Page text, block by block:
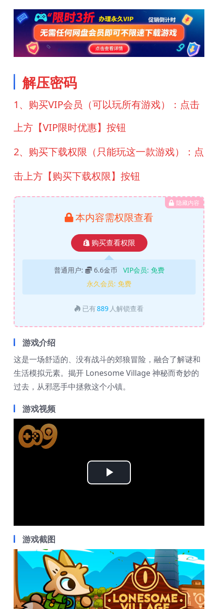
解压密码
1、购买VIP会员（可以玩所有游戏）：点击
上方【VIP限时优惠】按钮
2、购买下载权限（只能玩这一款游戏）：点
击上方【购买下载权限】按钮
隐藏内容
本内容需权限查看
购买查看权限
普通用户: 6.6金币 VIP会员: 免费
永久会员: 免费
已有889 人解锁查看
游戏介绍
这是一场舒适的、没有战斗的郊狼冒险，融合了解谜和
生活模拟元素。揭开 Lonesome Village 神秘而奇妙的
过去，从邪恶手中拯救这个小镇。
游戏视频
Play
游戏截图